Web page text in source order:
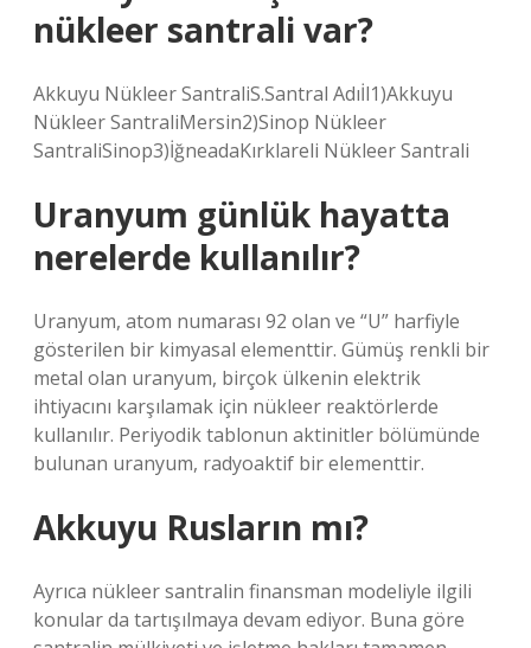
nükleer santrali var?
Akkuyu Nükleer SantraliS.Santral Adıİl1)Akkuyu
Nükleer SantraliMersin2)Sinop Nükleer
SantraliSinop3)İğneadaKırklareli Nükleer Santrali
Uranyum günlük hayatta
nerelerde kullanılır?
Uranyum, atom numarası 92 olan ve “U” harfiyle
gösterilen bir kimyasal elementtir. Gümüş renkli bir
metal olan uranyum, birçok ülkenin elektrik
ihtiyacını karşılamak için nükleer reaktörlerde
kullanılır. Periyodik tablonun aktinitler bölümünde
bulunan uranyum, radyoaktif bir elementtir.
Akkuyu Rusların mı?
Ayrıca nükleer santralin finansman modeliyle ilgili
konular da tartışılmaya devam ediyor. Buna göre